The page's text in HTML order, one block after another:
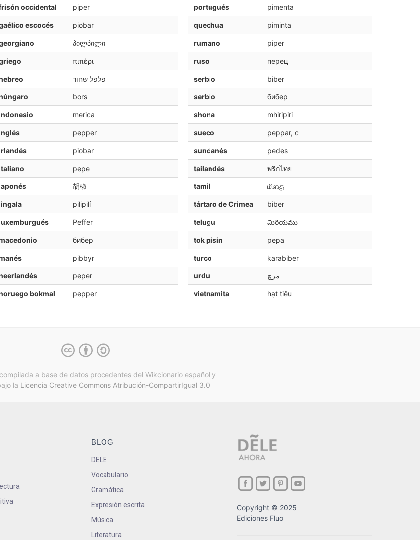
occidental piper
escocés piobar
პილპილი
πιπέρι
פלפל שחור
bors
merica
pepper
piobar
pepe
胡椒
pilipilí
Peffer
бибер
pibbyr
peper
bokmal pepper
portugués pimenta
quechua piminta
rumano piper
ruso перец
serbio biber
serbio бибер
shona mhiripiri
sueco peppar, c
sundanés pedes
tailandés พริกไทย
tamil மிளகு
tártaro de Crimea biber
telugu మిరియము
tok pisin pepa
turco karabiber
urdu مرچ
vietnamita hạt tiêu
a base de datos procedentes del Wikcionario español y
la Licencia Creative Commons Atribución-CompartirIgual 3.0
BLOG
DELE
Vocabulario
Gramática
Expresión escrita
Música
Literatura
Copyright © 2025
Ediciones Fluo